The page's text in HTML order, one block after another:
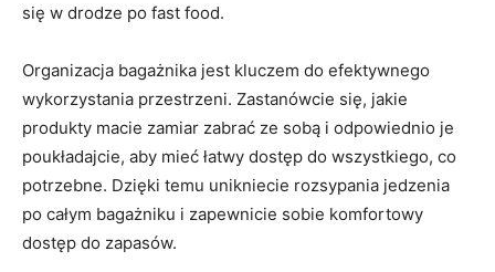
się w drodze ⁤po fast food.
Organizacja bagażnika jest kluczem⁢ do efektywnego
wykorzystania przestrzeni. Zastanówcie się, jakie
produkty ​macie zamiar zabrać⁤ ze sobą i odpowiednio je
poukładajcie, aby mieć⁣ łatwy ​dostęp do​ wszystkiego, co ​
potrzebne. Dzięki temu unikniecie rozsypania jedzenia
po całym bagażniku ‌i zapewnicie sobie komfortowy
dostęp do zapasów.